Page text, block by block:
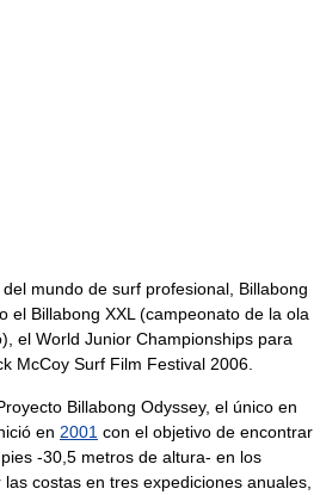
mundo de surf profesional, Billabong
el Billabong XXL (campeonato de la ola
el World Junior Championships para
McCoy Surf Film Festival 2006.
Billabong Odyssey, el único en
en 2001 con el objetivo de encontrar
-30,5 metros de altura- en los
costas en tres expediciones anuales,